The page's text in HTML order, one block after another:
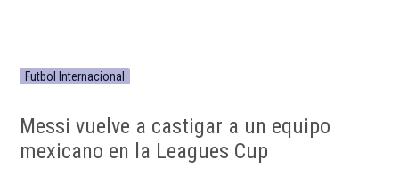
Futbol Internacional
Messi vuelve a castigar a un equipo
mexicano en la Leagues Cup